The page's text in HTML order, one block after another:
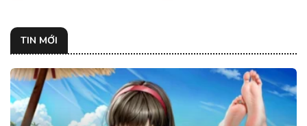
TIN MỚI